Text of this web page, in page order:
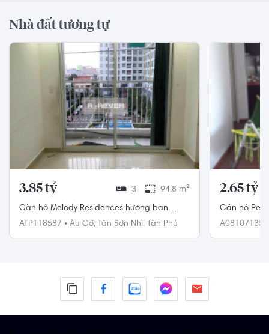
Nhà đất tương tự
3.85 tỷ 3 94.8 m²
Căn hộ Melody Residences hướng ban
công đông nội thất cơ bản diện tích
ATP118587 • Âu Cơ, Tân Sơn Nhì, Tân Phú
2.65 tỷ
Căn hộ
tây đầy đủ
A08107135